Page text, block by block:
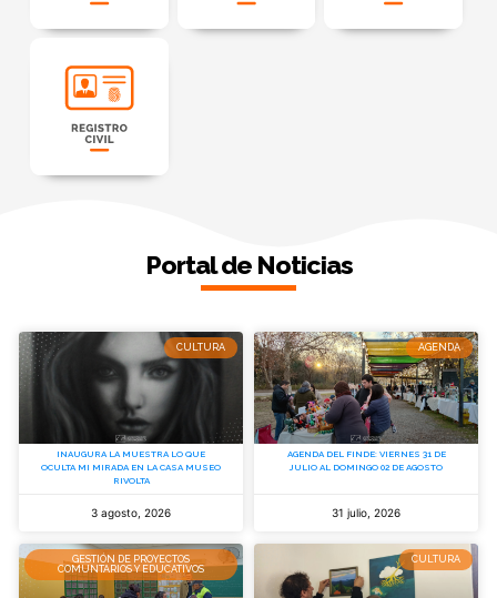
Portal de Noticias
CULTURA
INAUGURA LA MUESTRA LO QUE
OCULTA MI MIRADA EN LA CASA MUSEO
RIVOLTA
3 agosto, 2026
AGENDA
AGENDA DEL FINDE: VIERNES 31 DE
JULIO AL DOMINGO 02 DE AGOSTO
31 julio, 2026
GESTIÓN DE PROYECTOS
COMUNTARIOS Y EDUCATIVOS
CULTURA